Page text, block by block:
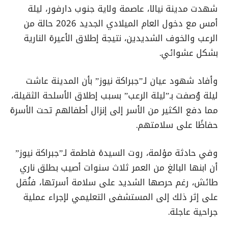
شهدت مدينة نيالا، عاصمة ولاية جنوب دارفور، ليلة
أمس مع دخول العام الميلادي الجديد 2026 حالة من
الرعب والخوف الشديدين، نتيجة إطلاق الأعيرة النارية
بشكل عشوائي.
وأفاد شهود عيان لـ”جبراكة نيوز” بأن المدينة عاشت
ليلة وُصفت بـ”ليلة الرعب” بسبب إطلاق الأسلحة الثقيلة،
مما دفع الكثير من الأسر إلى إنزال أطفالهم تحت الأسرة
حفاظًا على سلامتهم.
وفي حادثة مؤلمة، روت السيدة فاطمة لـ”جبراكة نيوز”
أن ابنها البالغ من العمر ثلاث سنوات أصيب بطلق ناري
طائش، رغم حرصها الشديد على سلامة أسرتها، فنُقل
على إثر ذلك إلى المستشفى التعليمي لإجراء عملية
جراحية عاجلة.